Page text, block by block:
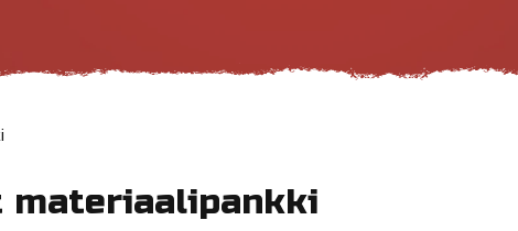
materiaalipankki